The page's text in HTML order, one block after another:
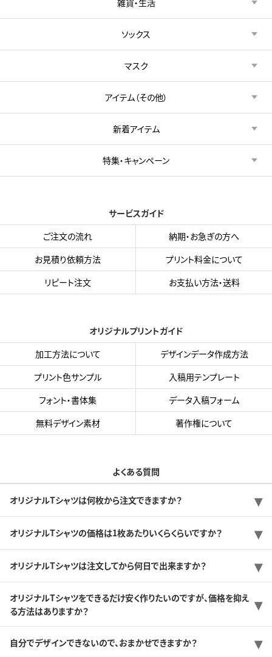
ソックス
マスク
アイテム（その他）
新着アイテム
特集・キャンペーン
サービスガイド
ご注文の流れ
納期・お急ぎの方へ
お見積り依頼方法
プリント料金について
リピート注文
お支払い方法・送料
オリジナルプリントガイド
加工方法について
デザインデータ作成方法
プリント色サンプル
入稿用テンプレート
フォント・書体集
データ入稿フォーム
無料デザイン素材
著作権について
よくある質問
オリジナルTシャツは何枚から注文できますか？
オリジナルTシャツの価格は1枚あたりいくらくらいですか？
オリジナルTシャツは注文してから何日で出来ますか？
オリジナルTシャツをできるだけ安く作りたいのですが、価格を抑え
る方法はありますか？
自分でデザインできないので、おまかせできますか？